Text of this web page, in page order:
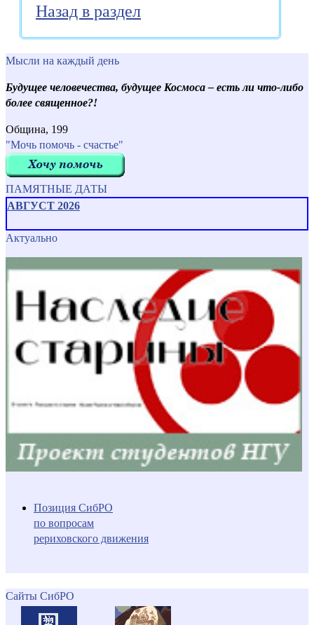
Назад в раздел
Мысли на каждый день
Будущее человечества, будущее Космоса – есть ли что-либо
более священное?!
Община, 199
"Мочь помочь - счастье"
ПАМЯТНЫЕ ДАТЫ
АВГУСТ 2026
Актуально
Позиция СибРО
по вопросам
рериховского движения
Сайты СибРО